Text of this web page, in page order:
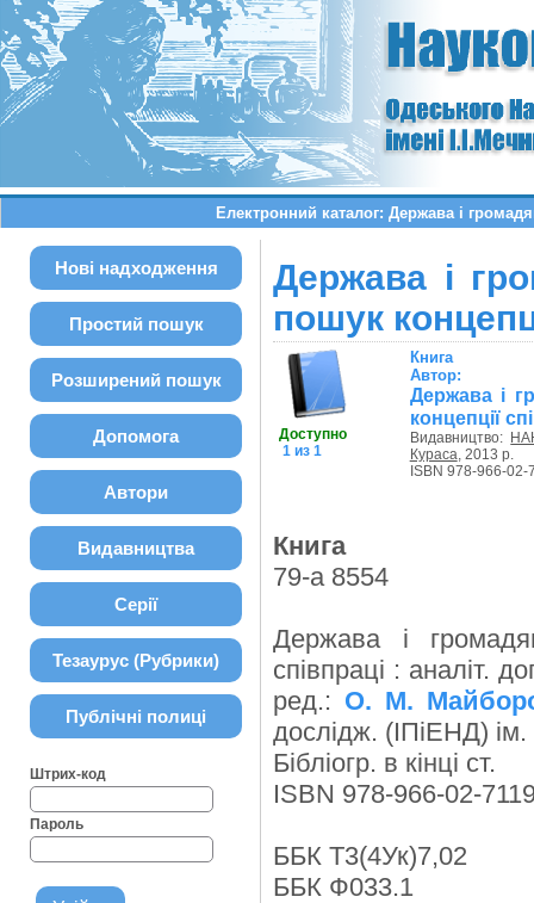
Електронний каталог: Держава і
Нові надходження
Простий пошук
Розширений пошук
Допомога
Автори
Видавництва
Серії
Тезаурус (Рубрики)
Публічні полиці
Штрих-код
Пароль
Держава і
пошук
Доступно
1 из 1
Книга
Автор:
Держава і
концепції
Видавництво:
Кураса, 2013 р.
ISBN 978-966-02-
Книга
79-а 8554
Держава і
співпраці : аналіт.
ред.: О. М.
дослідж. (ІПіЕНД)
Бібліогр. в кінці ст.
ISBN 978-966-02-
ББК Т3(4Ук)7,02
ББК Ф033.1